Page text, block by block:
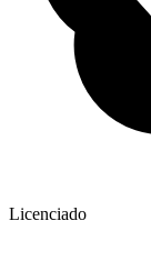
Licenciado